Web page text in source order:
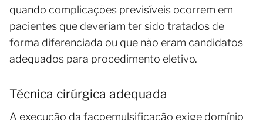
quando complicações previsíveis ocorrem em
pacientes que deveriam ter sido tratados de
forma diferenciada ou que não eram candidatos
adequados para procedimento eletivo.
Técnica cirúrgica adequada
A execução da facoemulsificação exige domínio